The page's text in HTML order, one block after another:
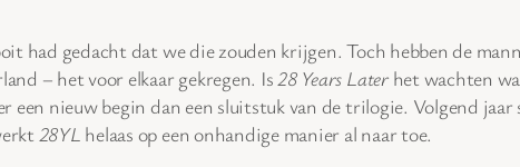
had gedacht dat we die zouden krijgen. Toch hebben de
– het voor elkaar gekregen. Is28 Years Laterhet wachten
een nieuw begin dan een sluitstuk van de trilogie. Volgend jaar
28YL helaas op een onhandige manier al naar toe.